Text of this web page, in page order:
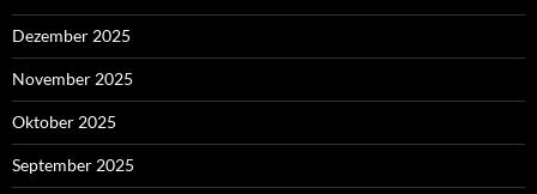
Dezember 2025
November 2025
Oktober 2025
September 2025